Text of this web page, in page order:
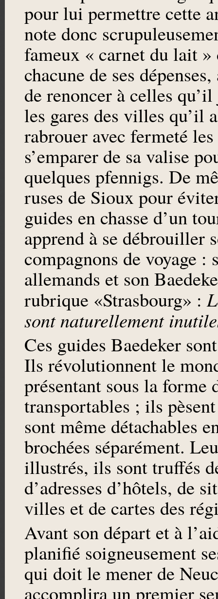
pour lui permettre cette
note donc
fameux « carnet du lait
chacune de ses
de renoncer à celles
les gares des villes qu’il
rabrouer avec fermeté
s’emparer de sa valise
quelques pfennigs. De
ruses de Sioux pour
guides en chasse d’un
apprend à se débrouiller
compagnons de voyage :
allemands et son
rubrique «Strasbourg» :
sont naturellement
Ces guides Baedeker
Ils révolutionnent le
présentant sous la forme
transportables ; ils
sont même détachables
brochées séparément.
illustrés, ils sont truffés
d’adresses d’hôtels, de
villes et de cartes des
Avant son départ et à
planifié soigneusement
qui doit le mener de
accomplira un premier